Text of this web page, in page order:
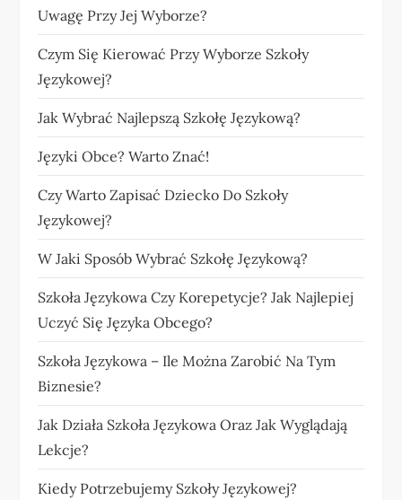
Uwagę Przy Jej Wyborze?
Czym Się Kierować Przy Wyborze Szkoły
Językowej?
Jak Wybrać Najlepszą Szkołę Językową?
Języki Obce? Warto Znać!
Czy Warto Zapisać Dziecko Do Szkoły
Językowej?
W Jaki Sposób Wybrać Szkołę Językową?
Szkoła Językowa Czy Korepetycje? Jak Najlepiej
Uczyć Się Języka Obcego?
Szkoła Językowa – Ile Można Zarobić Na Tym
Biznesie?
Jak Działa Szkoła Językowa Oraz Jak Wyglądają
Lekcje?
Kiedy Potrzebujemy Szkoły Językowej?